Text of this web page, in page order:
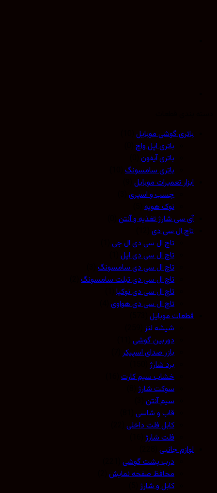
باتری گوشی موبایل(10)
باتری اپل واچ(0)
باتری آیفون(0)
باتری سامسونگ(10)
ابزار تعمیرات موبایل(9)
چسب و اسپری(3)
نوک هویه(5)
آی سی شارژ تغذیه و آنتن(0)
تاچ ال سی دی(12)
تاچ ال سی دی ال جی(1)
تاچ ال سی دی اپل(1)
تاچ ال سی دی سامسونگ(3)
تاچ ال سی دی تبلت سامسونگ(2)
تاچ ال سی دی نوکیا (1)
تاچ ال سی دی هواوی(4)
قطعات موبایل(573)
شیشه لنز(259)
دوربین گوشی(11)
بازر صدای اسپیکر(7)
برد شارژ(150)
خشاب سیم کارت(16)
سوکت شارژ(8)
سیم آنتن(3)
قاب و شاسی(81)
کابل فلت داخلی(22)
فلت شارژ(16)
لوازم جانبی(228)
درب پشت گوشی(221)
محافظ صفحه نمایش(2)
کابل و شارژ(5)